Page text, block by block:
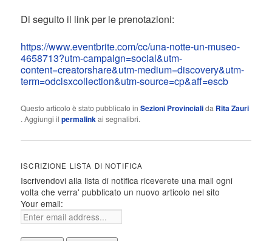
Di seguito il link per le prenotazioni:
https://www.eventbrite.com/cc/una-notte-un-museo-
4658713?utm-campaign=social&utm-
content=creatorshare&utm-medium=discovery&utm-
term=odclsxcollection&utm-source=cp&aff=escb
Questo articolo è stato pubblicato inSezioni Provincialida Rita Zauri
. Aggiungi ilpermalinkai segnalibri.
ISCRIZIONE LISTA DI NOTIFICA
Iscrivendovi alla lista di notifica riceverete una mail ogni
volta che verra' pubblicato un nuovo articolo nel sito
Your email: